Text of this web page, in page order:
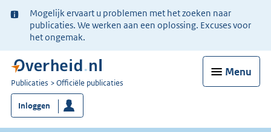
Ter
informatie:
Mogelijk ervaart u problemen met het zoeken naar
publicaties. We werken aan een oplossing. Excuses voor
het ongemak.
Menu
U
bent
nu
hier:
Publicaties Officiële publicaties
Inloggen